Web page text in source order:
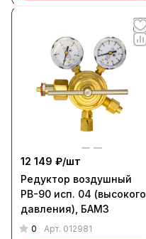
12 149 ₽/шт
Редуктор воздушный
РВ-90 исп. 04 (высокого
давления), БАМЗ
0 Арт. 012981